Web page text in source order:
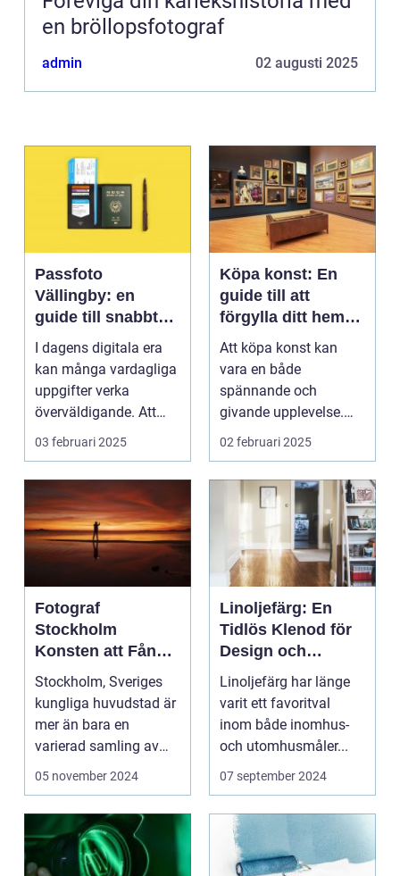
en bröllopsfotograf
admin 02 augusti 2025
Passfoto
Vällingby: en
guide till snabbt
och smidigt foto
I dagens digitala era
kan många vardagliga
uppgifter verka
överväldigande. Att
ordna...
03 februari 2025
Köpa konst: En
guide till att
förgylla ditt hem
med unik skönhet
Att köpa konst kan
vara en både
spännande och
givande upplevelse.
Det handlar inte b...
02 februari 2025
Fotograf
Stockholm
Konsten att Fånga
Ögonblick i
Huvudstaden
Stockholm, Sveriges
kungliga huvudstad är
mer än bara en
varierad samling av
pittoreska &o...
05 november 2024
Linoljefärg: En
Tidlös Klenod för
Design och
Hållbarhet
Linoljefärg har länge
varit ett favoritval
inom både inomhus-
och utomhusmåler...
07 september 2024